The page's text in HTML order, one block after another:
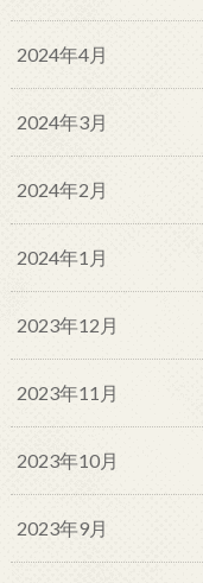
2024年4月
2024年3月
2024年2月
2024年1月
2023年12月
2023年11月
2023年10月
2023年9月